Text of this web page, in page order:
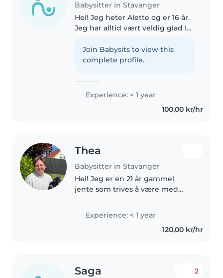
Babysitter in Stavanger
Hei! Jeg heter Alette og er 16 år.
Jeg har alltid vært veldig glad I
til å hjelpe og ta vare på barn😊.
Jeg har en lillebror som har
Join Babysits to view this
complete profile.
Experience: < 1 year
100,00 kr/hr
Thea
Babysitter in Stavanger
Hei! Jeg er en 21 år gammel
jente som trives å være med
snakke med barn og kan være
med på det meste barn ønsker!
Samtidig er jeg ansvarsfull
Experience: < 1 year
120,00 kr/hr
Saga 2